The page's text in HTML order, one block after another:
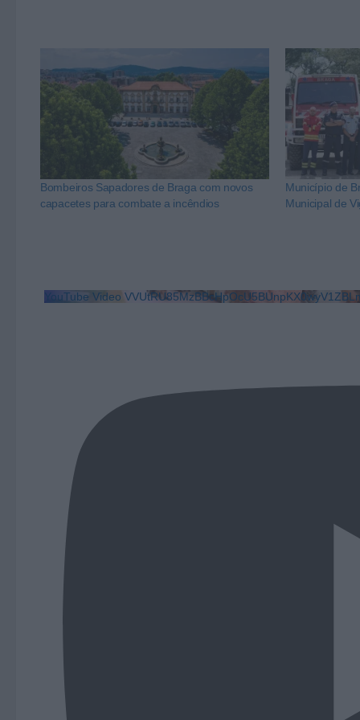
Bombeiros Sapadores de Braga com novos
capacetes para combate a incêndios
Município de
Municipal de
YouTube Video